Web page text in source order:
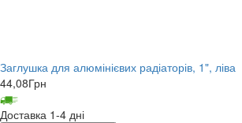
Заглушка для алюмінієвих радіаторів, 1", ліва
44,08Грн
Доставка 1-4 дні